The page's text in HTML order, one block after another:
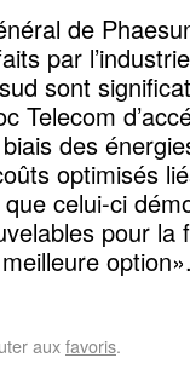
de
par
sont
Telecom
des
optimisés
celui-ci
pour la
auxfavoris.